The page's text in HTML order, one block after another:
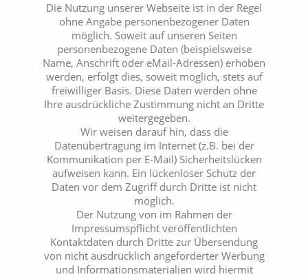
Die Nutzung unserer Webseite ist in der Regel
ohne Angabe personenbezogener Daten
möglich. Soweit auf unseren Seiten
personenbezogene Daten (beispielsweise
Name, Anschrift oder eMail-Adressen) erhoben
werden, erfolgt dies, soweit möglich, stets auf
freiwilliger Basis. Diese Daten werden ohne
Ihre ausdrückliche Zustimmung nicht an Dritte
weitergegeben.
Wir weisen darauf hin, dass die
Datenübertragung im Internet (z.B. bei der
Kommunikation per E-Mail) Sicherheitslücken
aufweisen kann. Ein lückenloser Schutz der
Daten vor dem Zugriff durch Dritte ist nicht
möglich.
Der Nutzung von im Rahmen der
Impressumspflicht veröffentlichten
Kontaktdaten durch Dritte zur Übersendung
von nicht ausdrücklich angeforderter Werbung
und Informationsmaterialien wird hiermit